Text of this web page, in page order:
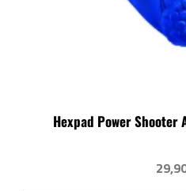
Hexpad Power Shooter